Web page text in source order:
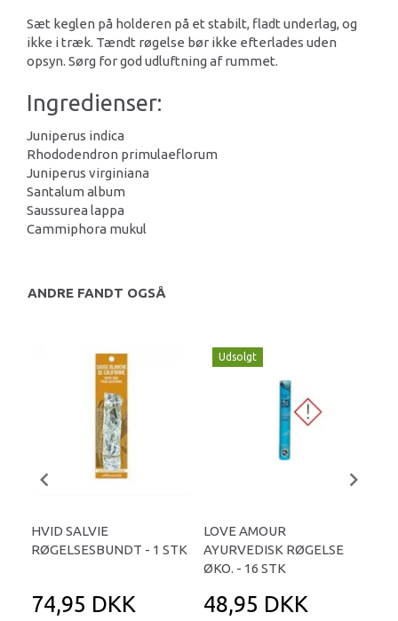
Sæt keglen på holderen på et stabilt, fladt underlag, og
ikke i træk. Tændt røgelse bør ikke efterlades uden
opsyn. Sørg for god udluftning af rummet.
Ingredienser:
Juniperus indica
Rhododendron primulaeflorum
Juniperus virginiana
Santalum album
Saussurea lappa
Cammiphora mukul
ANDRE FANDT OGSÅ
HVID SALVIE
RØGELSESBUNDT - 1 STK
74,95 DKK
Udsolgt
LOVE AMOUR
AYURVEDISK RØGELSE
ØKO. - 16 STK
48,95 DKK